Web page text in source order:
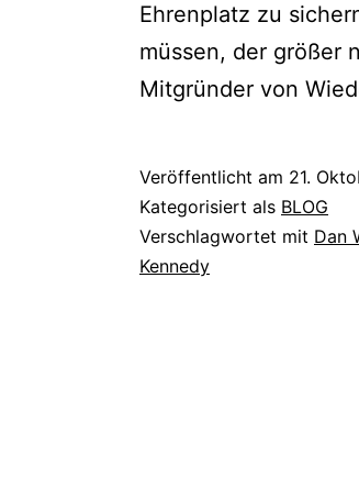
Ehrenplatz zu
müssen, der größer
Mitgründer von
Veröffentlicht am 21.
Kategorisiert als BLOG
Verschlagwortet mit Dan
Kennedy